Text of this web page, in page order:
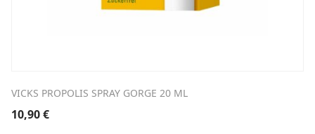
VICKS PROPOLIS SPRAY GORGE 20 ML
10,90€